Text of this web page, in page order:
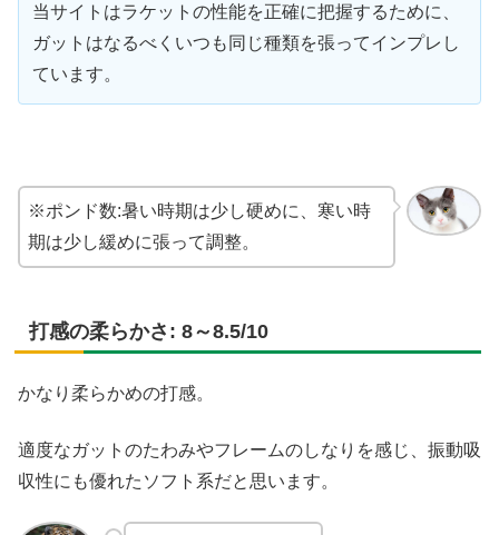
当サイトはラケットの性能を正確に把握するために、
ガットはなるべくいつも同じ種類を張ってインプレし
ています。
※ポンド数:暑い時期は少し硬めに、寒い時
期は少し緩めに張って調整。
打感の柔らかさ: 8～8.5/10
かなり柔らかめの打感。
適度なガットのたわみやフレームのしなりを感じ、振動吸
収性にも優れたソフト系だと思います。